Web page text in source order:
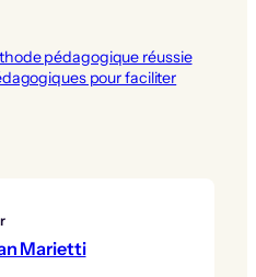
pédagogique réussie
pour faciliter
Marietti